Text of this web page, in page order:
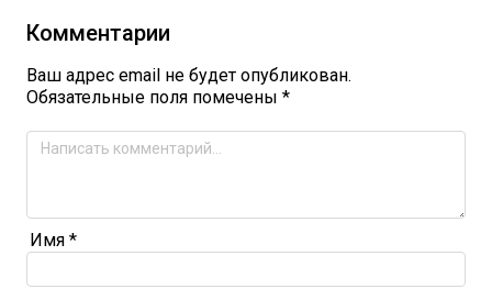
Комментарии
Ваш адрес email не будет опубликован.
Обязательные поля помечены *
Имя *